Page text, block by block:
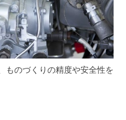
ものづくりの精度や安全性を